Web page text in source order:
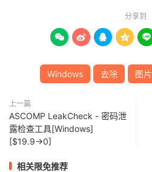
分享到
    
Windows 去除 图片
上一篇
ASCOMP LeakCheck - 密码泄
露检查工具[Windows]
[$19.9→0]
相关限免推荐